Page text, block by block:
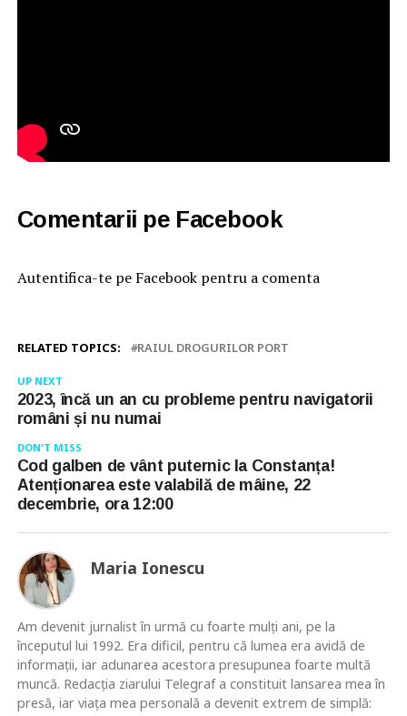
Comentarii pe Facebook
Autentifica-te pe Facebook pentru a comenta
RELATED TOPICS: RAIUL DROGURILOR PORT
UP NEXT
2023, încă un an cu probleme pentru navigatorii
români și nu numai
DON'T MISS
Cod galben de vânt puternic la Constanța!
Atenționarea este valabilă de mâine, 22
decembrie, ora 12:00
Maria Ionescu
Am devenit jurnalist în urmă cu foarte mulţi ani, pe la
începutul lui 1992. Era dificil, pentru că lumea era avidă de
informaţii, iar adunarea acestora presupunea foarte multă
muncă. Redacţia ziarului Telegraf a constituit lansarea mea în
presă, iar viaţa mea personală a devenit extrem de simplă: